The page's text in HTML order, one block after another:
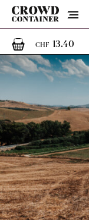
Menu
CHF 13.401